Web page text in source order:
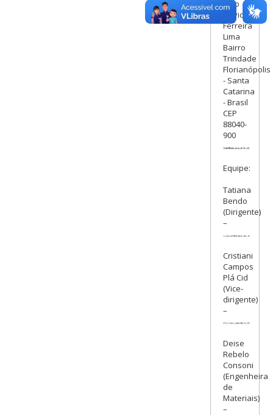
João
David
Ferreira
Lima
Bairro
Trindade
Florianópolis
- Santa
Catarina
- Brasil
CEP
88040-
900
Equipe:
Tatiana
Bendo
(Dirigente)
–
Cristiani
Campos
Plá Cid
(Vice-
dirigente)
–
Deise
Rebelo
Consoni
(Engenheira
de
Materiais)
–